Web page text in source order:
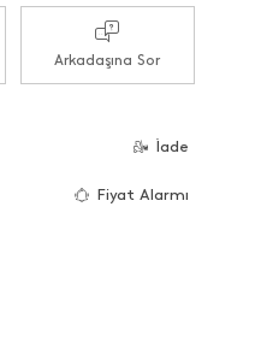
Arkadaşına Sor
İade
Fiyat Alarmı